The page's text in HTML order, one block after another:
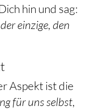
einzige, den
Aspekt ist die
für uns selbst,